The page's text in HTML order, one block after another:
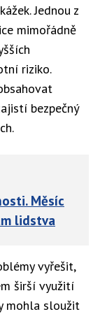
Jednou z
mimořádně
riziko.
bezpečný
Měsíc
lidstva
vyřešit,
širší využití
mohla sloužit